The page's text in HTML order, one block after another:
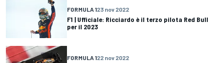
FORMULA 123 nov 2022
F1 | Ufficiale: Ricciardo è il terzo pilota Red Bull
per il 2023
FORMULA 122 nov 2022